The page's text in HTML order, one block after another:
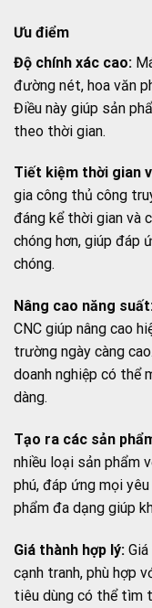
Ưu điểm
Độ chính xác cao:
đường nét, hoa văn
Điều này giúp sản
theo thời gian.
Tiết kiệm thời gian
gia công thủ công
đáng kể thời gian và
chóng hơn, giúp đáp
chóng.
Nâng cao năng
CNC giúp nâng cao
trường ngày càng
doanh nghiệp có thể
dàng.
Tạo ra các sản
nhiều loại sản phẩm
phú, đáp ứng mọi
phẩm đa dạng giúp
Giá thành hợp lý:
cạnh tranh, phù hợp
tiêu dùng có thể tìm